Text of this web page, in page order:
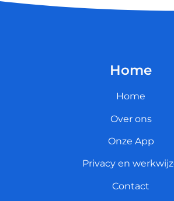
Home
Home
Over ons
Onze App
Privacy en
Contact